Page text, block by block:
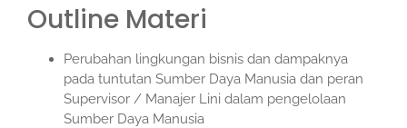
Outline Materi
Perubahan lingkungan bisnis dan dampaknya
pada tuntutan Sumber Daya Manusia dan peran
Supervisor / Manajer Lini dalam pengelolaan
Sumber Daya Manusia